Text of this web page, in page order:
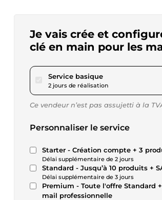
Je vais crée et
clé en main pour les
Service basiquepour 109,46 $US
2 jours de réalisation
Ce vendeur n’est pas assujetti à la
Personnaliser le service
Starter - Création compte + 3
Délai supplémentaire de 2 jours
Standard - Jusqu’à 10 produits +
Délai supplémentaire de 3 jours
Premium - Toute l'offre Standard
mail professionnelle